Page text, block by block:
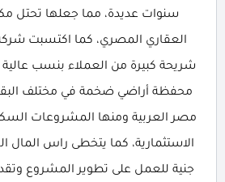
سنوات عديدة، مما جعلها تحتل
العقاري المصري، كما اكتسبت
شريحة كبيرة من العملاء بنسب عالية
محفظة أراضي ضخمة في مختلف
مصر العربية ومنها المشروعات
جنية للعمل على تطوير المشروع